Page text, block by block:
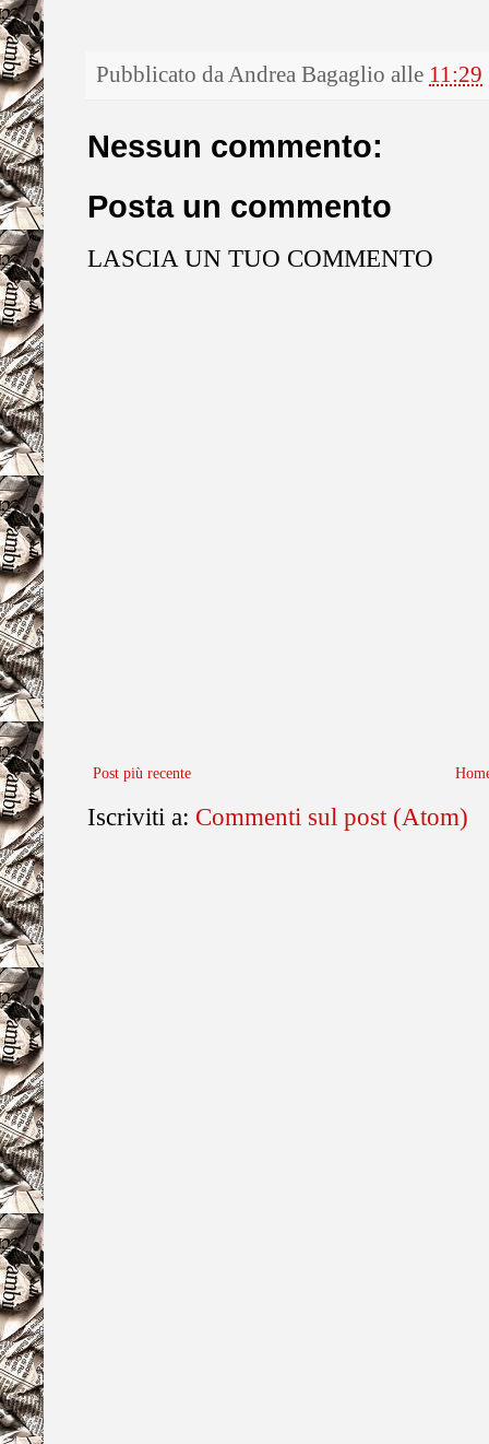
Pubblicato daAndrea Bagaglio alle 11:29
Nessun commento:
Posta un commento
LASCIA UN TUO COMMENTO
Post più recente
Iscriviti a: Commenti sul post (Atom)